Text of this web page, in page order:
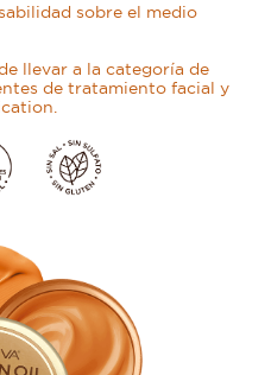
sobre el medio
llevar a la categoría de
de tratamiento facial y